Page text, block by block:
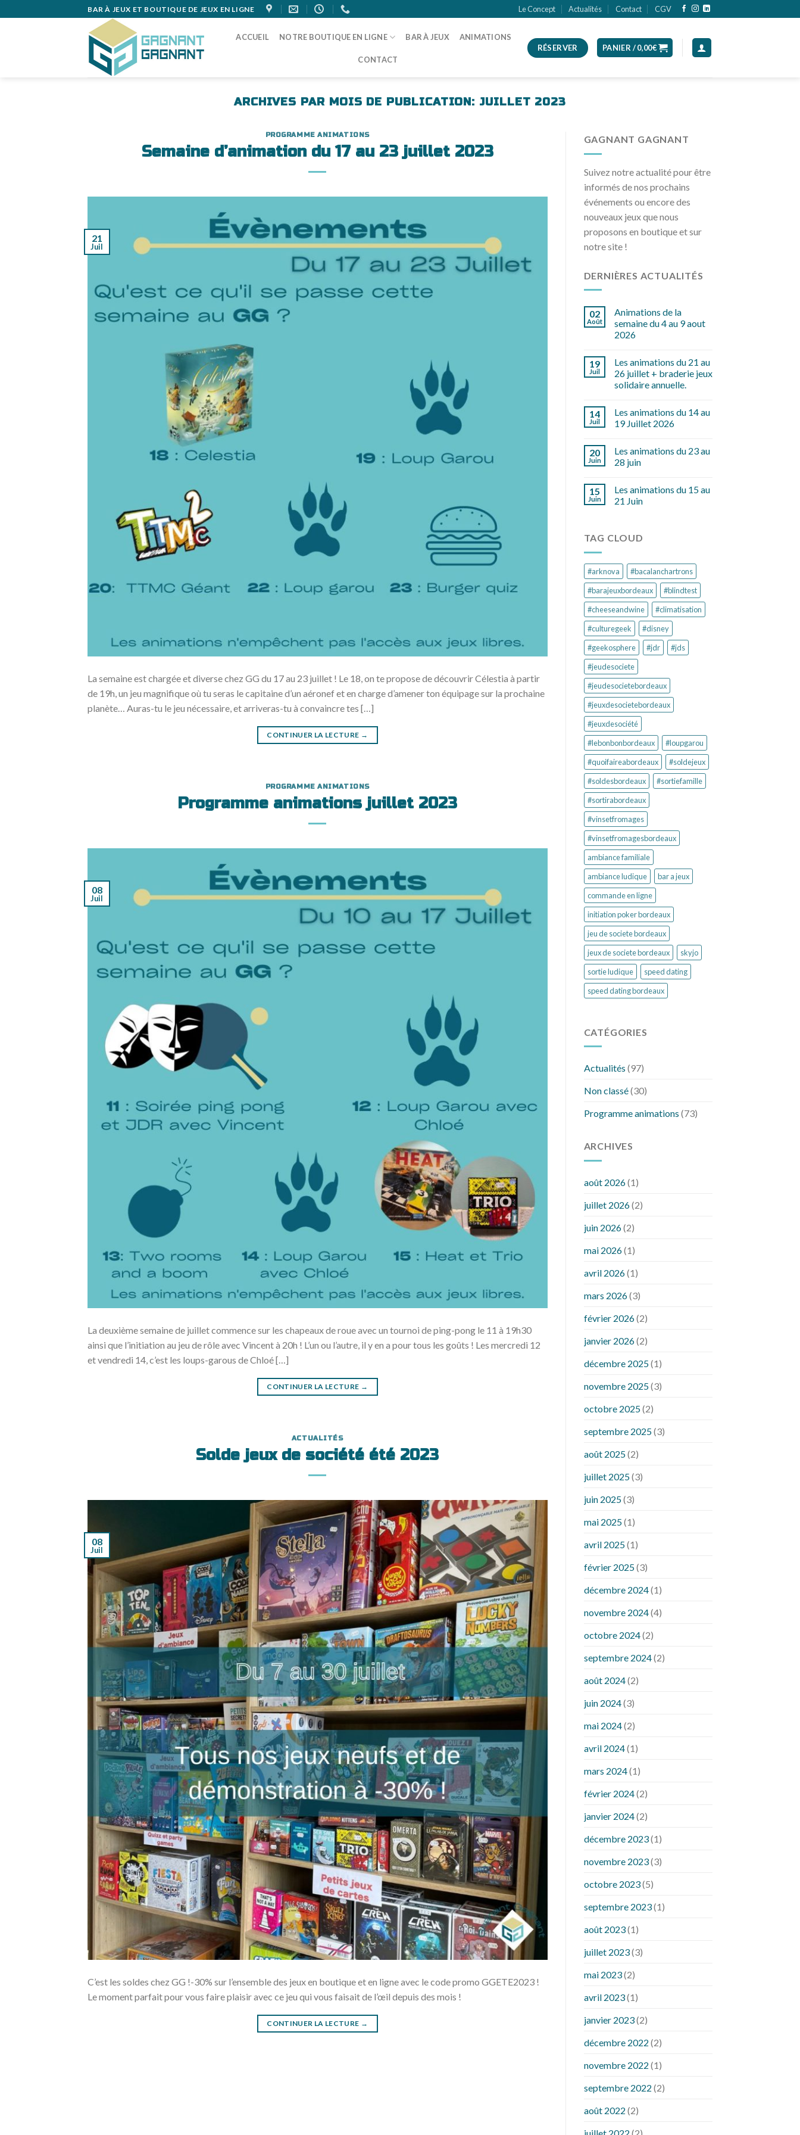
BAR À JEUX ET BOUTIQUE DE JEUX EN LIGNE Le Concept Actualités Contact CGV
ACCUEIL NOTRE BOUTIQUE EN LIGNE BAR À JEUX ANIMATIONS
CONTACT
RÉSERVER PANIER /0,00€
ARCHIVES PAR MOIS DE PUBLICATION: JUILLET 2023
PROGRAMME ANIMATIONS
Semaine d’animation du 17 au 23 juillet 2023
21
Juil
La semaine est chargée et diverse chez GG du 17 au 23 juillet ! Le 18, on te propose de découvrir Célestia à partir
de 19h, un jeu magnifique où tu seras le capitaine d’un aéronef et en charge d’amener ton équipage sur la prochaine
planète… Auras-tu le jeu nécessaire, et arriveras-tu à convaincre tes […]
CONTINUER LA LECTURE →
PROGRAMME ANIMATIONS
Programme animations juillet 2023
08
Juil
La deuxième semaine de juillet commence sur les chapeaux de roue avec un tournoi de ping-pong le 11 à 19h30
ainsi que l’initiation au jeu de rôle avec Vincent à 20h ! L’un ou l’autre, il y en a pour tous les goûts ! Les mercredi 12
et vendredi 14, c’est les loups-garous de Chloé […]
CONTINUER LA LECTURE →
ACTUALITÉS
Solde jeux de société été 2023
08
Juil
C’est les soldes chez GG !-30% sur l’ensemble des jeux en boutique et en ligne avec le code promo GGETE2023 !
Le moment parfait pour vous faire plaisir avec ce jeu qui vous faisait de l’œil depuis des mois !
CONTINUER LA LECTURE →
GAGNANT GAGNANT
Suivez notre actualité pour être
informés de nos prochains
événements ou encore des
nouveaux jeux que nous
proposons en boutique et sur
notre site !
DERNIÈRES ACTUALITÉS
02
Août
Animations de la
semaine du 4 au 9 aout
2026
19
Juil
Les animations du 21 au
26 juillet + braderie jeux
solidaire annuelle.
14
Juil
Les animations du 14 au
19 Juillet 2026
20
Juin
Les animations du 23 au
28 juin
15
Juin
Les animations du 15 au
21 Juin
TAG CLOUD
#arknova
#bacalanchartrons
#barajeuxbordeaux
#blindtest
#cheeseandwine
#climatisation
#culturegeek
#disney
#geekosphere
#jdr
#jds
#jeudesociete
#jeudesocietebordeaux
#jeuxdesocietebordeaux
#jeuxdesociété
#lebonbonbordeaux
#loupgarou
#quoifaireabordeaux
#soldejeux
#soldesbordeaux
#sortiefamille
#sortirabordeaux
#vinsetfromages
#vinsetfromagesbordeaux
ambiance familiale
ambiance ludique
bar a jeux
commande en ligne
initiation poker bordeaux
jeu de societe bordeaux
jeux de societe bordeaux
skyjo
sortie ludique
speed dating
speed dating bordeaux
CATÉGORIES
Actualités (97)
Non classé(30)
Programme animations (73)
ARCHIVES
août 2026(1)
juillet 2026(2)
juin 2026(2)
mai 2026(1)
avril 2026(1)
mars 2026(3)
février 2026(2)
janvier 2026(2)
décembre 2025(1)
novembre 2025(3)
octobre 2025(2)
septembre 2025(3)
août 2025(2)
juillet 2025(3)
juin 2025(3)
mai 2025(1)
avril 2025(1)
février 2025(3)
décembre 2024(1)
novembre 2024(4)
octobre 2024(2)
septembre 2024(2)
août 2024(2)
juin 2024(3)
mai 2024(2)
avril 2024(1)
mars 2024(1)
février 2024(2)
janvier 2024(2)
décembre 2023(1)
novembre 2023(3)
octobre 2023(5)
septembre 2023(1)
août 2023(1)
juillet 2023(3)
mai 2023(2)
avril 2023(1)
janvier 2023(2)
décembre 2022 (2)
novembre 2022 (1)
septembre 2022 (2)
août 2022 (2)